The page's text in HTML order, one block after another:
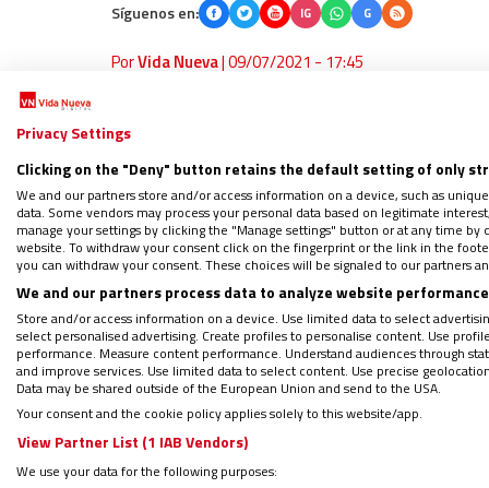
Síguenos en: IG G
PorVida Nueva|09/07/2021 - 17:45
primera parte de su capítulo provincial,
51 capitulares han tomado está la de
cuatro años, proponer a cuatro dominicos
fray Vicente Botella, fray Manuel Ángel
definidores que, junto al Provincial,
capítulo.
El Podcast de Vida Nueva: El
¿Quieres recibir gratis por
Regístrate en el boletín gratuito y
Privacy Settings
Clicking on the "Deny" button retains the default setting of only
We and our partners store and/or access information on a device, such as
data. Some vendors may process your personal data based on legitimate
manage your settings by clicking the "Manage settings" button or at any time
website. To withdraw your consent click on the fingerprint or the link in the
you can withdraw your consent. These choices will be signaled to our partners
We and our partners process data to analyze website
Store and/or access information on a device. Use limited data to select
select personalised advertising. Create profiles to personalise content. Use
performance. Measure content performance. Understand audiences through
and improve services. Use limited data to select content. Use precise
Data may be shared outside of the European Union and send to the USA.
Your consent and the cookie policy applies solely to this website/app.
View Partner List (1 IAB Vendors)
We use your data for the following purposes: